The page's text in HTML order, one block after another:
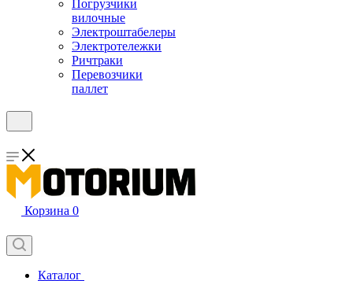
Погрузчики
вилочные
Электроштабелеры
Электротележки
Ричтраки
Перевозчики
паллет
Корзина 0
Каталог